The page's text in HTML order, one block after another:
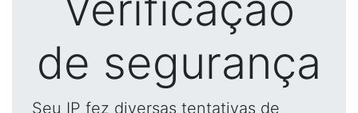
de segurança
Seu IP fez diversas tentativas de